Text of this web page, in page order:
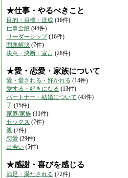
★仕事・やるべきこと
目的・目標・達成 (16件)
仕事全般 (94件)
リーダーシップ(16件)
問題解決 (7件)
決意・決断・宣言 (28件)
★愛・恋愛・家族について
愛・愛される・好かれる (14件)
愛する・好きになる (13件)
パートナー・結婚について (43件)
子 (15件)
家庭/家族 (11件)
セックス (7件)
親 (7件)
恋愛 (29件)
出会い (5件)
★感謝・喜びを感じる
満足・満たされる (72件)